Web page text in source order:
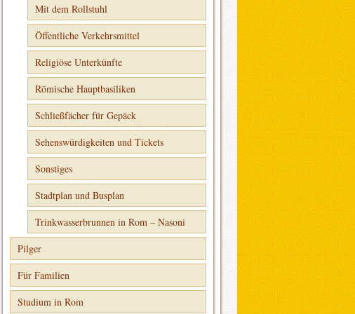
Mit dem Rollstuhl
Öffentliche Verkehrsmittel
Religiöse Unterkünfte
Römische Hauptbasiliken
Schließfächer für Gepäck
Sehenswürdigkeiten und Tickets
Sonstiges
Stadtplan und Busplan
Trinkwasserbrunnen in Rom – Nasoni
Pilger
Für Familien
Studium in Rom